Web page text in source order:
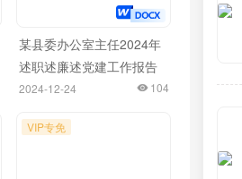
某县委办公室主任2024年
述职述廉述党建工作报告
2024-12-24 104
VIP专免